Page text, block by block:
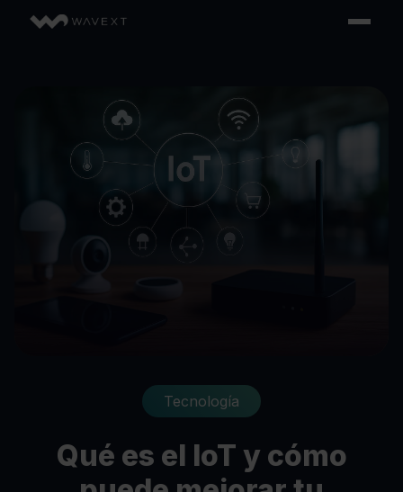
Tecnología
Qué es el IoT y cómo